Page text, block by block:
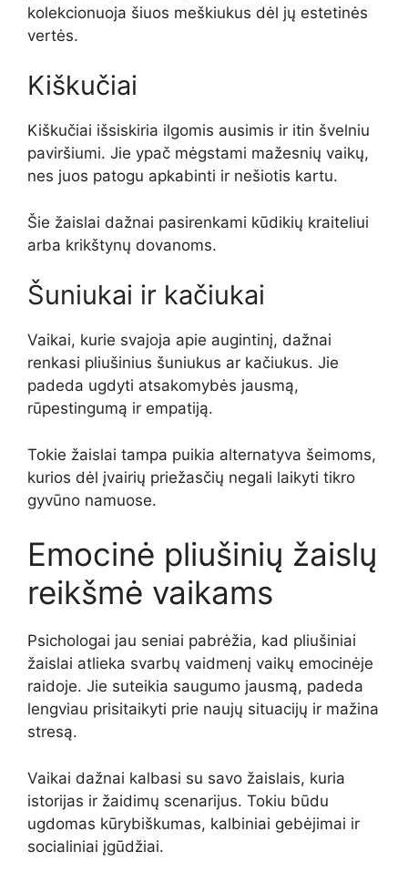
kolekcionuoja šiuos meškiukus dėl jų estetinės
vertės.
Kiškučiai
Kiškučiai išsiskiria ilgomis ausimis ir itin švelniu
paviršiumi. Jie ypač mėgstami mažesnių vaikų,
nes juos patogu apkabinti ir nešiotis kartu.
Šie žaislai dažnai pasirenkami kūdikių kraiteliui
arba krikštynų dovanoms.
Šuniukai ir kačiukai
Vaikai, kurie svajoja apie augintinį, dažnai
renkasi pliušinius šuniukus ar kačiukus. Jie
padeda ugdyti atsakomybės jausmą,
rūpestingumą ir empatiją.
Tokie žaislai tampa puikia alternatyva šeimoms,
kurios dėl įvairių priežasčių negali laikyti tikro
gyvūno namuose.
Emocinė pliušinių žaislų
reikšmė vaikams
Psichologai jau seniai pabrėžia, kad pliušiniai
žaislai atlieka svarbų vaidmenį vaikų emocinėje
raidoje. Jie suteikia saugumo jausmą, padeda
lengviau prisitaikyti prie naujų situacijų ir mažina
stresą.
Vaikai dažnai kalbasi su savo žaislais, kuria
istorijas ir žaidimų scenarijus. Tokiu būdu
ugdomas kūrybiškumas, kalbiniai gebėjimai ir
socialiniai įgūdžiai.